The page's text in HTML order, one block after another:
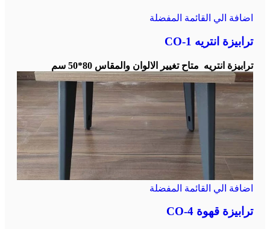
اضافة الي القائمة المفضلة
ترابيزة انتريه CO-1
ترابيزة انتريه متاح تغيير الالوان والمقاس 80*50 سم
اضافة الي القائمة المفضلة
ترابيزة قهوة CO-4